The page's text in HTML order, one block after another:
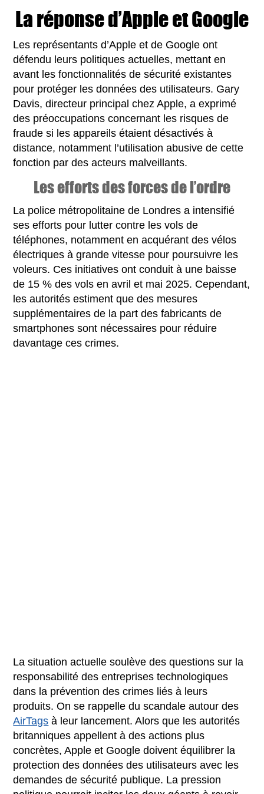
La réponse d’Apple et Google
Les représentants d’Apple et de Google ont
défendu leurs politiques actuelles, mettant en
avant les fonctionnalités de sécurité existantes
pour protéger les données des utilisateurs. Gary
Davis, directeur principal chez Apple, a exprimé
des préoccupations concernant les risques de
fraude si les appareils étaient désactivés à
distance, notamment l’utilisation abusive de cette
fonction par des acteurs malveillants.
Les efforts des forces de l’ordre
La police métropolitaine de Londres a intensifié
ses efforts pour lutter contre les vols de
téléphones, notamment en acquérant des vélos
électriques à grande vitesse pour poursuivre les
voleurs. Ces initiatives ont conduit à une baisse
de 15 % des vols en avril et mai 2025. Cependant,
les autorités estiment que des mesures
supplémentaires de la part des fabricants de
smartphones sont nécessaires pour réduire
davantage ces crimes.
La situation actuelle soulève des questions sur la
responsabilité des entreprises technologiques
dans la prévention des crimes liés à leurs
produits. On se rappelle du scandale autour des
AirTags à leur lancement. Alors que les autorités
britanniques appellent à des actions plus
concrètes, Apple et Google doivent équilibrer la
protection des données des utilisateurs avec les
demandes de sécurité publique. La pression